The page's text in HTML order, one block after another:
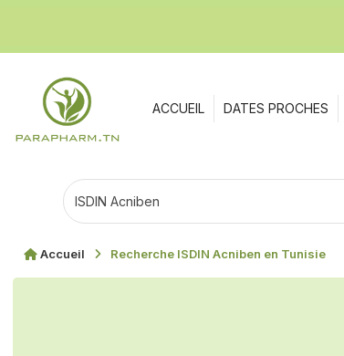
ACCUEIL DATES PROCHES
Accueil Recherche ISDIN Acniben en Tunisie